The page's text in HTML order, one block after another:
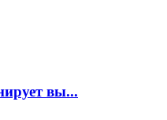
вы...